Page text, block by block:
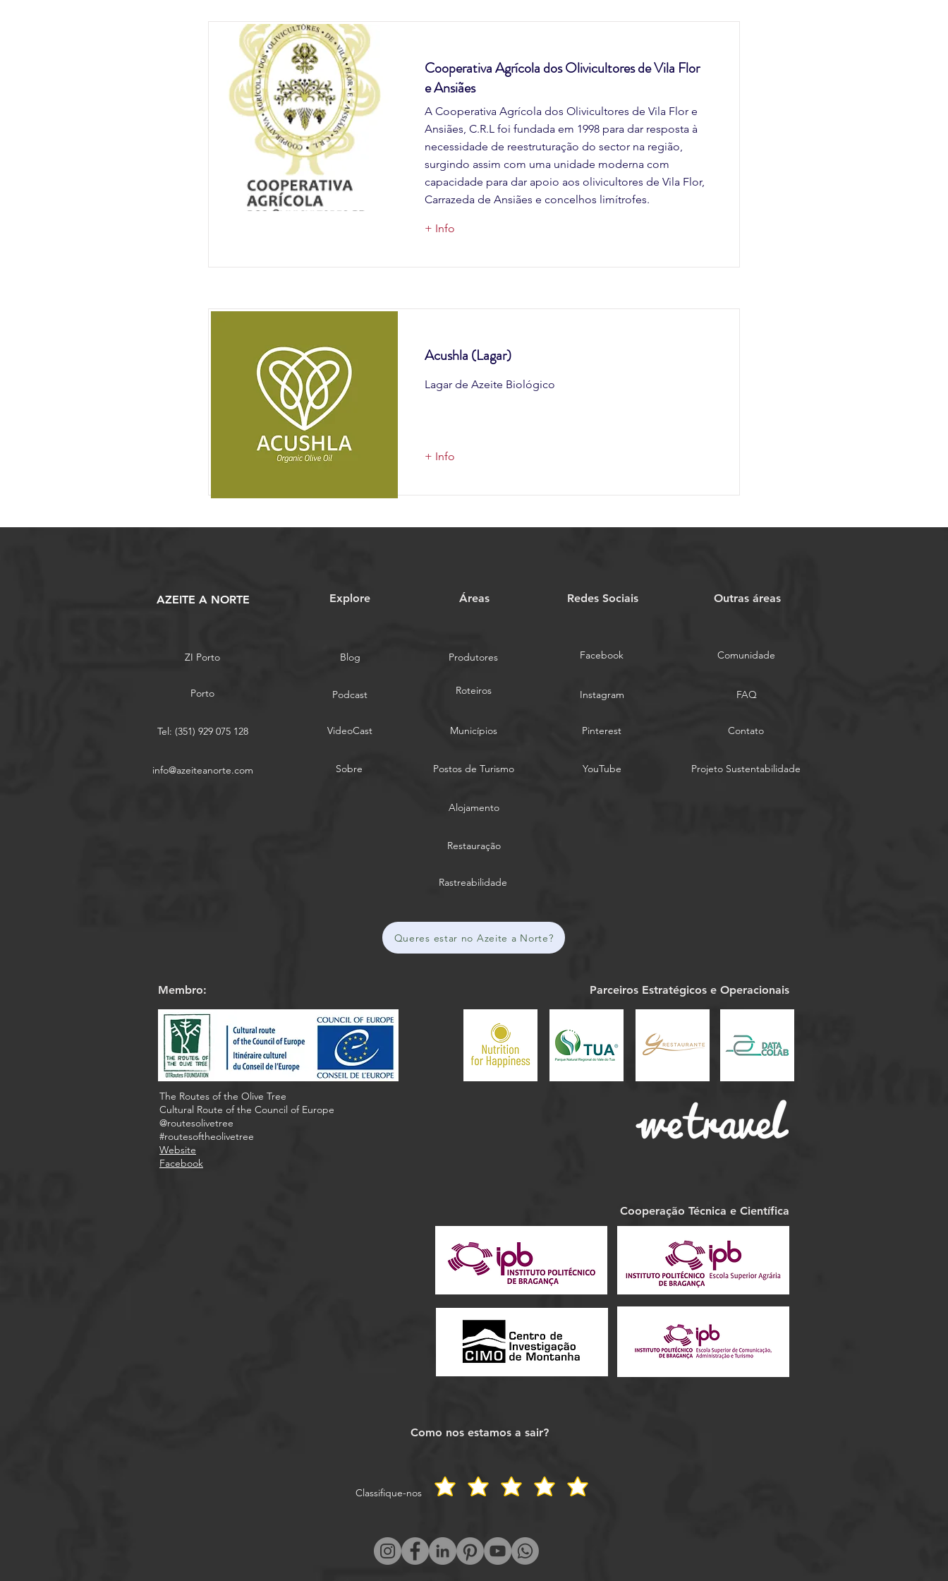
Cooperativa Agrícola dos Olivicultores de Vila Flor
e Ansiães
A Cooperativa Agrícola dos Olivicultores de Vila Flor e
Ansiães, C.R.L foi fundada em 1998 para dar resposta à
necessidade de reestruturação do sector na região,
surgindo assim com uma unidade moderna com
capacidade para dar apoio aos olivicultores de Vila Flor,
Carrazeda de Ansiães e concelhos limítrofes.
+ Info
Acushla (Lagar)
Lagar de Azeite Biológico
+ Info
AZEITE A NORTE Explore Áreas Redes Sociais Outras áreas
ZI Porto Blog Produtores Facebook
Porto Podcast Roteiros Instagram
Tel: (351) 929 075 128 VideoCast Municípios Pinterest
info@azeiteanorte.com Sobre Postos de Turismo YouTube
Comunidade
FAQ
Contato
Projeto Sustentabilidade
Alojamento
Restauração
Rastreabilidade
Queres estar no Azeite a Norte?
Membro:
The Routes of the Olive Tree
Cultural Route of the Council of Europe
@routesolivetree
#routesoftheolivetree
Website
Facebook
Parceiros Estratégicos e Operacionais
Cooperação Técnica e Científica
Como nos estamos a sair?
Classifique-nos